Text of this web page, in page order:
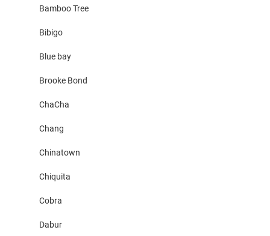
Bamboo Tree
Bibigo
Blue bay
Brooke Bond
ChaCha
Chang
Chinatown
Chiquita
Cobra
Dabur